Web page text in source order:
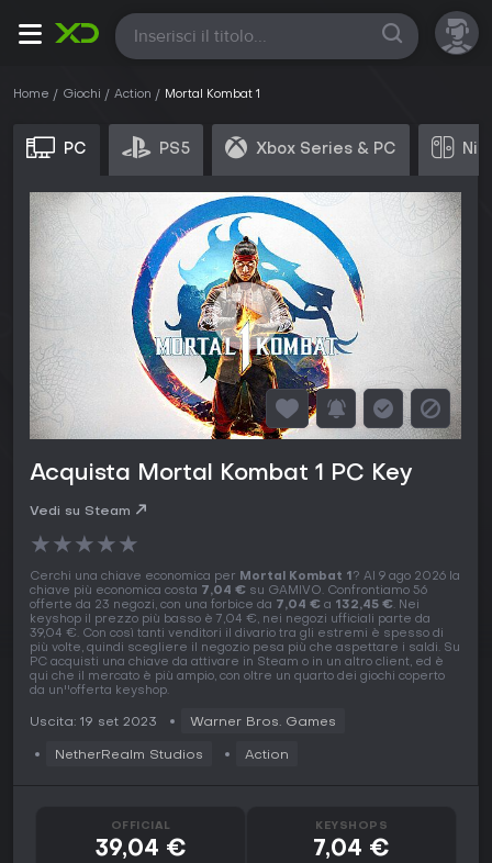
Tutte
Home Giochi Action Mortal Kombat 1
PC PS5 Xbox Series & PC
Acquista Mortal Kombat 1 PC Key
Vedi su Steam
★★★★★
Cerchi una chiave economica per Mortal Kombat 1? Al 9 ago 2026 la
chiave più economica costa 7,04 € su GAMIVO. Confrontiamo 56
offerte da 23 negozi, con una forbice da 7,04 € a 132,45 €. Nei
keyshop il prezzo più basso è 7,04 €, nei negozi ufficiali parte da
39,04 €. Con così tanti venditori il divario tra gli estremi è spesso di
più volte, quindi scegliere il negozio pesa più che aspettare i saldi. Su
PC acquisti una chiave da attivare in Steam o in un altro client, ed è
qui che il mercato è più ampio, con oltre un quarto dei giochi coperto
da un''offerta keyshop.
Uscita: 19 set 2023 Warner Bros. Games
NetherRealm Studios Action
OFFICIAL
39,04 €
KEYSHOPS
7,04 €